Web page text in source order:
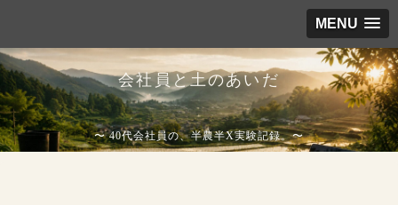
MENU
会社員と土のあいだ
〜 40代会社員の、半農半X実験記録。〜